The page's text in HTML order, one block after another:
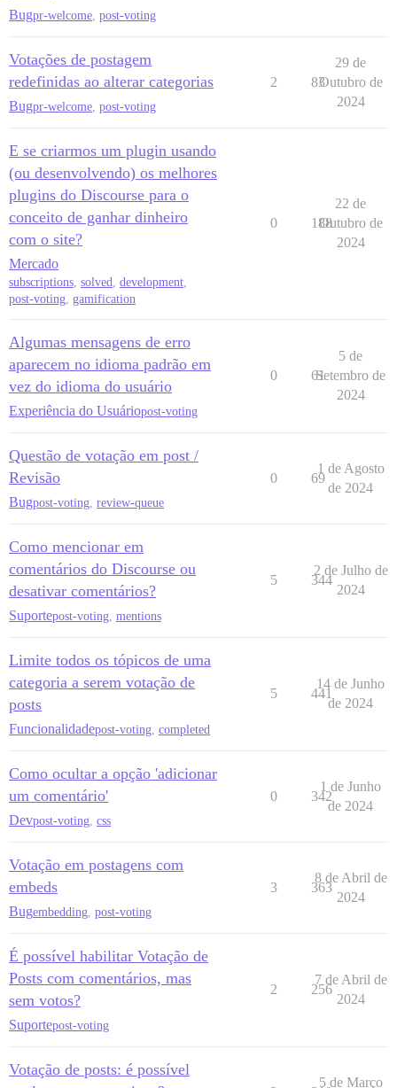
Bugpr-welcome post-voting
Votações de postagem
redefinidas ao alterar categorias
Bugpr-welcome post-voting
2 83
29 de
Outubro de
2024
E se criarmos um plugin usando
(ou desenvolvendo) os melhores
plugins do Discourse para o
conceito de ganhar dinheiro
com o site?
Mercado
subscriptions, solved, development,
post-voting, gamification
0 188
22 de
Outubro de
2024
Algumas mensagens de erro
aparecem no idioma padrão em
vez do idioma do usuário
Experiência do Usuáriopost-voting
0 61
5 de
Setembro de
2024
Questão de votação em post /
Revisão
Bugpost-voting review-queue
0 69
1 de Agosto
de 2024
Como mencionar em
comentários do Discourse ou
desativar comentários?
Suportepost-voting mentions
5 344
2 de Julho de
2024
Limite todos os tópicos de uma
categoria a serem votação de
posts
Funcionalidadepost-voting completed
5 441
14 de Junho
de 2024
Como ocultar a opção 'adicionar
um comentário'
Devpost-voting css
0 342
1 de Junho
de 2024
Votação em postagens com
embeds
Bugembedding post-voting
3 363
8 de Abril de
2024
É possível habilitar Votação de
Posts com comentários, mas
sem votos?
Suportepost-voting
2 256
7 de Abril de
2024
Votação de posts: é possível
5 de Março